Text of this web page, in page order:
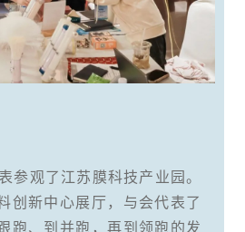
参观了江苏膜科技产业园。
创新中心展厅，与会代表了
跑、到并跑，再到领跑的发